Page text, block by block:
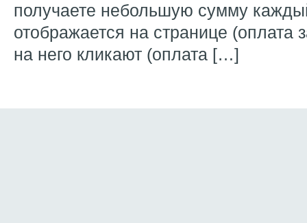
получаете небольшую сумму
отображается на странице (оплата
на него кликают (оплата […]